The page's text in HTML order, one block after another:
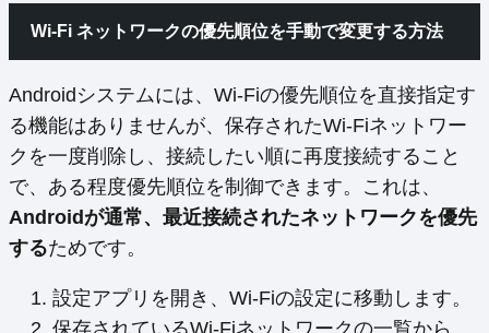
Wi-Fi ネットワークの優先順位を手動で変更する方法
Androidシステムには、Wi-Fiの優先順位を直接指定す
る機能はありませんが、保存されたWi-Fiネットワー
クを一度削除し、接続したい順に再度接続すること
で、ある程度優先順位を制御できます。これは、
Androidが通常、最近接続されたネットワークを優先
するためです。
設定アプリを開き、Wi-Fiの設定に移動します。
保存されているWi-Fiネットワークの一覧から、